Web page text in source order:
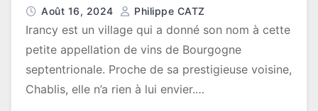
Août 16, 2024 Philippe CATZ
Irancy est un village qui a donné son nom à cette
petite appellation de vins de Bourgogne
septentrionale. Proche de sa prestigieuse voisine,
Chablis, elle n’a rien à lui envier.…